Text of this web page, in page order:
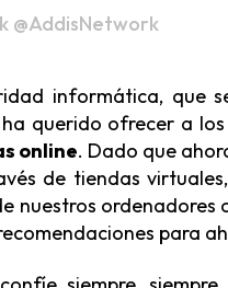
@AddisNetwork
informática, que
querido ofrecer a
online. Dado que
de tiendas
nuestros ordenadores
para